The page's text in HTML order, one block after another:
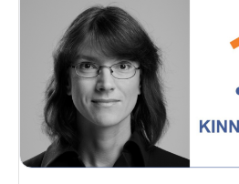
baasteadmised
info pangalaenudest ja
toimingutest; baasteadmisi
tööst; oskuse teha